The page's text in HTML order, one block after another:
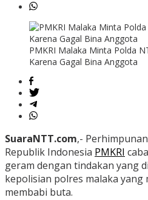
PMKRI Malaka Minta Polda
Karena Gagal Bina Anggota
SuaraNTT.com,-
Republik Indonesia PMKRI
geram dengan tindakan yang
kepolisian polres malaka
membabi buta.